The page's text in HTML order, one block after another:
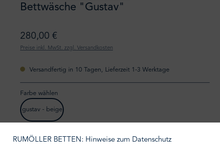
Bettwäsche "Gustav"
280,00 €
Preise inkl. MwSt. zzgl. Versandkosten
Versandfertig in 10 Tagen, Lieferzeit 1-3 Werktage
Farbe wählen
gustav - beige
Größe wählenauswählen
RUMÖLLER BETTEN: Hinweise zum Datenschutz